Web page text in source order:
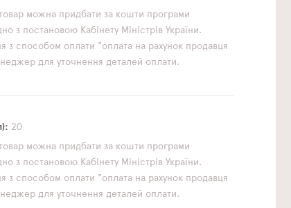
можна придбати за кошти програми
з постановою Кабінету Міністрів України.
з способом оплати "оплата на рахунок продавця
для уточнення деталей оплати.
20
можна придбати за кошти програми
з постановою Кабінету Міністрів України.
з способом оплати "оплата на рахунок продавця
для уточнення деталей оплати.